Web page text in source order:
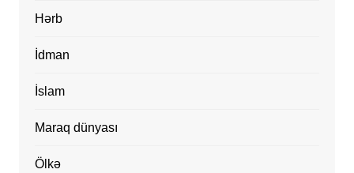
Hərb
İdman
İslam
Maraq dünyası
Ölkə